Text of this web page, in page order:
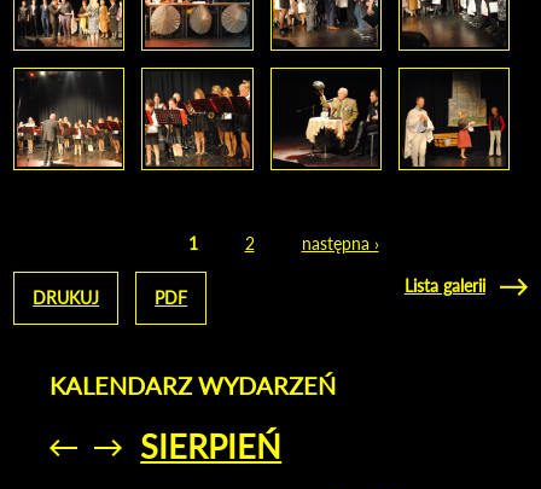
Strony
1 2 następna ›
DRUKUJ PDF
Lista galerii
KALENDARZ WYDARZEŃ
Przejdź do
poprzedniego
Przejdź do
poprzedniego
SIERPIEŃ